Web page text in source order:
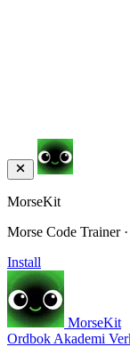
MorseKit
Morse Code Trainer
Install
MorseKit
Ordbok Akademi